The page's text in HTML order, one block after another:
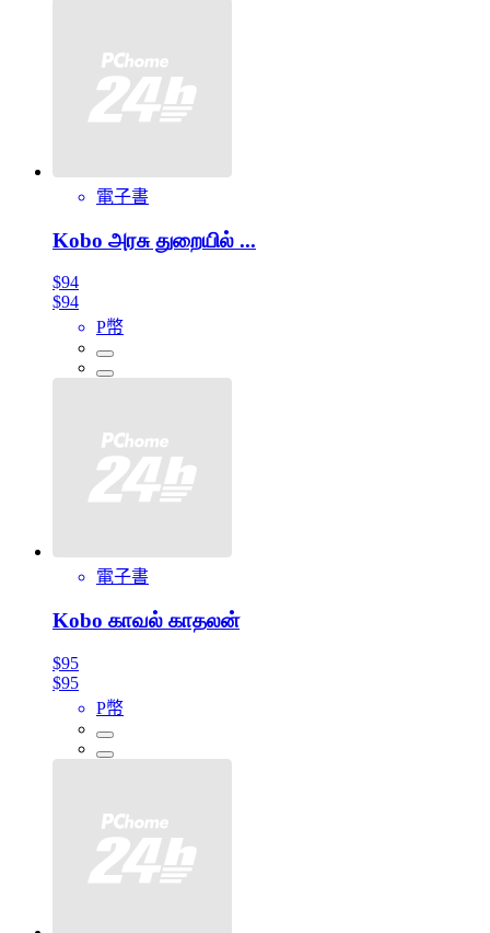
電子書
Kobo அரசு துறையில் ...
$94
$94
P幣
電子書
Kobo காவல் காதலன்
$95
$95
P幣